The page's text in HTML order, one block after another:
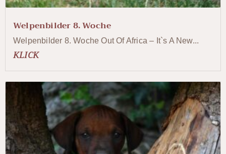
Welpenbilder 8. Woche
Welpenbilder 8. Woche Out Of Africa – It`s A New...
KLICK